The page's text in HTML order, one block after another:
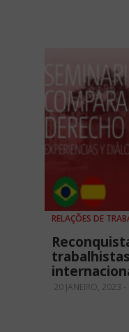
RELAÇÕES DE
20 JANEIRO, 2023